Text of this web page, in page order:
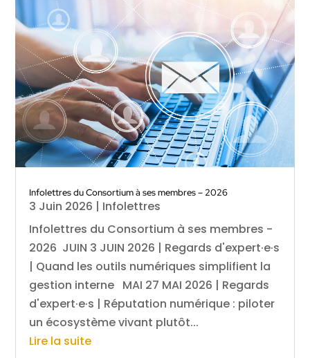
Infolettres du Consortium à ses membres – 2026
3 Juin 2026 | Infolettres
Infolettres du Consortium à ses membres -
2026 JUIN 3 JUIN 2026 | Regards d'expert·e·s
| Quand les outils numériques simplifient la
gestion interne MAI 27 MAI 2026 | Regards
d'expert·e·s | Réputation numérique : piloter
un écosystème vivant plutôt...
Lire la suite